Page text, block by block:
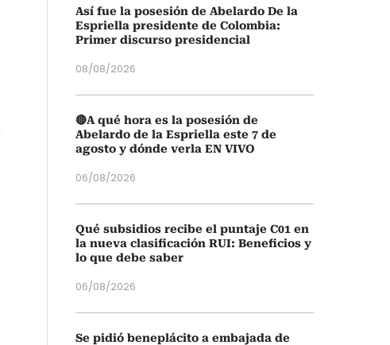
Así fue la posesión de Abelardo De la
Espriella presidente de Colombia:
Primer discurso presidencial
08/08/2026
🔴A qué hora es la posesión de
Abelardo de la Espriella este 7 de
agosto y dónde verla EN VIVO
06/08/2026
Qué subsidios recibe el puntaje C01 en
la nueva clasificación RUI: Beneficios y
lo que debe saber
06/08/2026
Se pidió beneplácito a embajada de